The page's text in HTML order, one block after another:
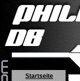
Startseite